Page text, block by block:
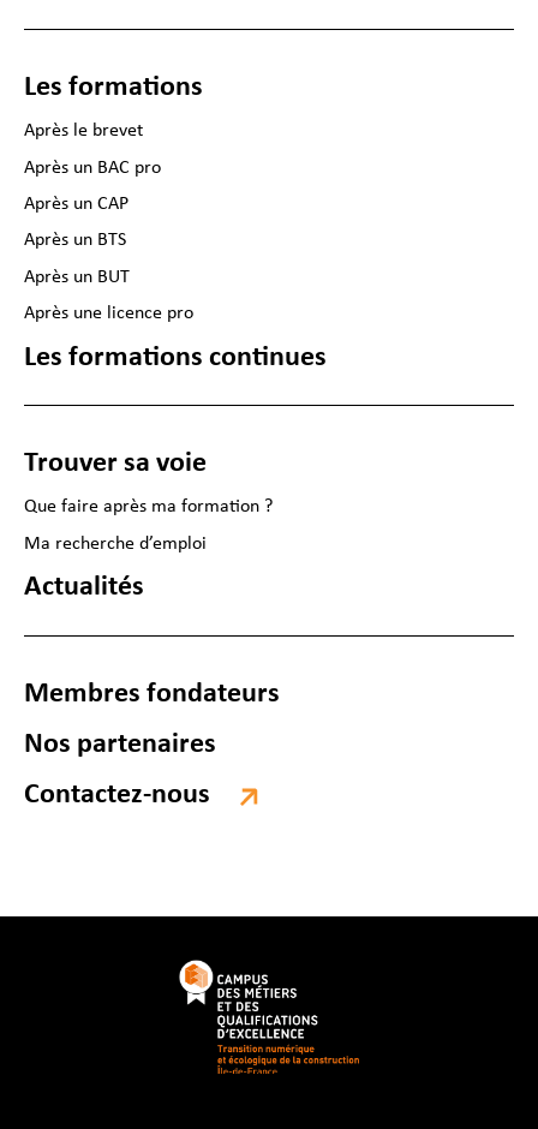
Les formations
Après le brevet
Après un BAC pro
Après un CAP
Après un BTS
Après un BUT
Après une licence pro
Les formations continues
Trouver sa voie
Que faire après ma formation ?
Ma recherche d’emploi
Actualités
Membres fondateurs
Nos partenaires
Contactez-nous